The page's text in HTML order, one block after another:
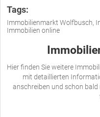
Tags:
Immobilienmarkt Wolfbusch,
Immobilien online
Hier finden Sie weitere
mit detaillierten
anschreiben und schon